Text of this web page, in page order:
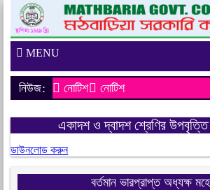
MENU
নিউজ: নোটিশ
নোটিশ
একাদশ ও দ্বাদশ শ্রেণির
ডাউনলোড করুন
বর্তমান ভারপ্রাপ্ত অধ্যক্ষ